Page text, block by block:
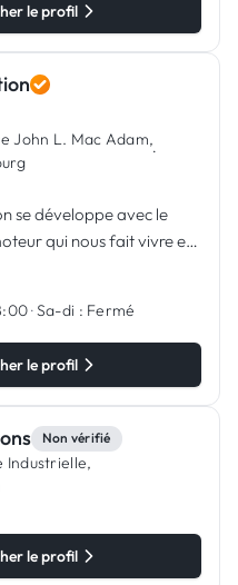
le profil
John L. Mac Adam,
·
se développe avec le
qui nous fait vivre et
·Sa-di : Fermé
le profil
Non vérifié
Industrielle,
le profil